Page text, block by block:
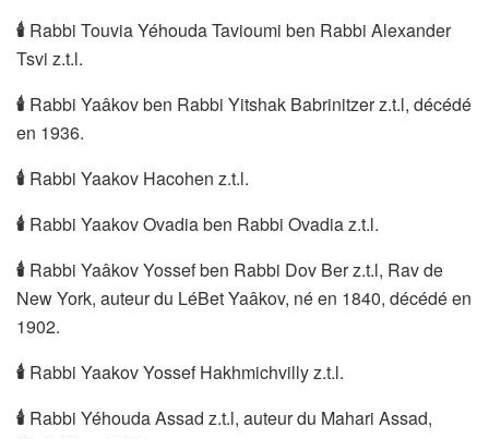
🕯 Rabbi Touvia Yéhouda Tavioumi ben Rabbi Alexander
Tsvi z.t.l.
🕯 Rabbi Yaâkov ben Rabbi Yitshak Babrinitzer z.t.l, décédé
en 1936.
🕯 Rabbi Yaakov Hacohen z.t.l.
🕯 Rabbi Yaakov Ovadia ben Rabbi Ovadia z.t.l.
🕯 Rabbi Yaâkov Yossef ben Rabbi Dov Ber z.t.l, Rav de
New York, auteur du LéBet Yaâkov, né en 1840, décédé en
1902.
🕯 Rabbi Yaakov Yossef Hakhmichvilly z.t.l.
🕯 Rabbi Yéhouda Assad z.t.l, auteur du Mahari Assad,